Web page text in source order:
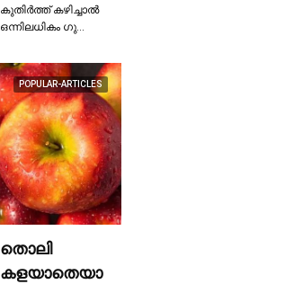
കുതിർത്ത് കഴിച്ചാല്‍
ഒന്നിലധികം ഗു…
POPULAR-ARTICLES
തൊലി
കളയാതെയാ